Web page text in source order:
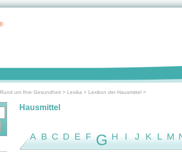
Rund um Ihre Gesundheit> Lexika > Lexikon der Hausmittel>
Hausmittel
A B C D E F G H I J K L M